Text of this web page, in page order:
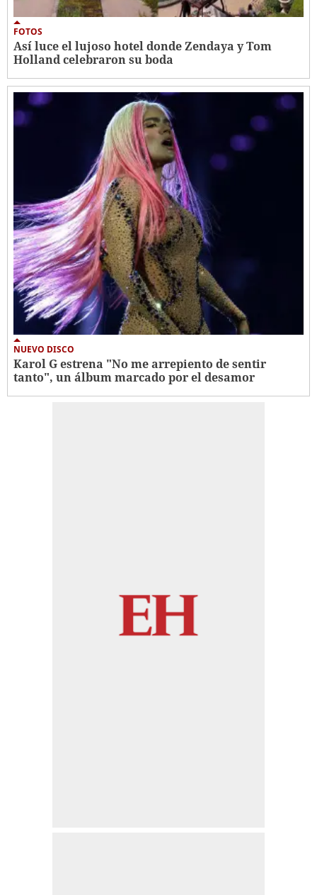
FOTOS
Así luce el lujoso hotel donde Zendaya y Tom
Holland celebraron su boda
NUEVO DISCO
Karol G estrena "No me arrepiento de sentir
tanto", un álbum marcado por el desamor